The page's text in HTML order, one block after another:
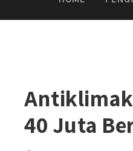
40 Juta